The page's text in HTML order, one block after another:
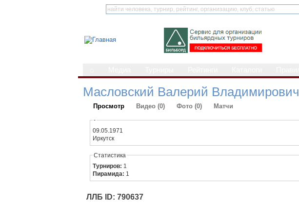
Масловский Валерий Владимирович
Просмотр Видео (0) Фото (0) Матчи
-
09.05.1971
Иркутск
Статистика
Турниров: 1
Пирамида: 1
ЛЛБ ID: 790637